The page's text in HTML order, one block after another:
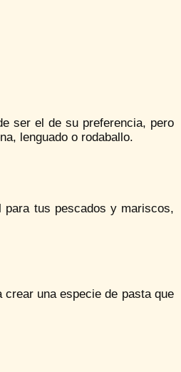
ser el de su preferencia, pero
lenguado o rodaballo.
tus pescados y mariscos,
una especie de pasta que